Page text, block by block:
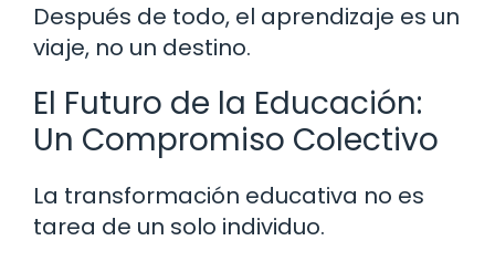
Después de todo, el aprendizaje es un
viaje, no un destino.
El Futuro de la Educación:
Un Compromiso Colectivo
La transformación educativa no es
tarea de un solo individuo.